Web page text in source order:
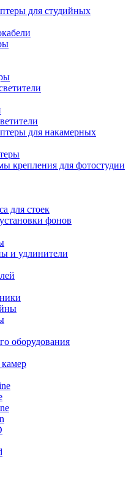
для студийных
для накамерных
крепления для фотостудии
для стоек
фонов
и удлинители
оборудования